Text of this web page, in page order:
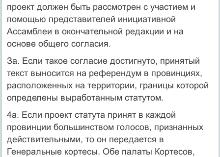
проект должен быть рассмотрен с участием и
помощью представителей инициативной
Ассамблеи в окончательной редакции и на
основе общего согласия.
За. Если такое согласие достигнуто, принятый
текст выносится на референдум в провинциях,
расположенных на территории, границы которой
определены выработанным статутом.
4а. Если проект статута принят в каждой
провинции большинством голосов, признанных
действительными, то он передается в
Генеральные кортесы. Обе палаты Кортесов,